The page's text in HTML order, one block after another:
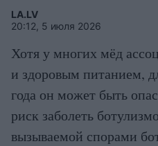
LA.LV
20:12, 5 июля 2026
Хотя у многих мёд
и здоровым питанием,
года он может быть
риск заболеть
вызываемой спорами